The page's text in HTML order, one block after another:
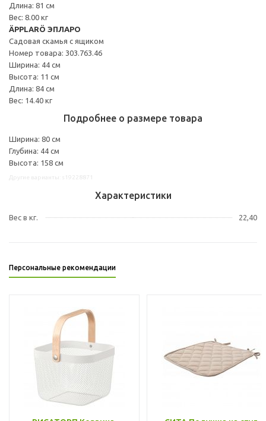
Длина: 81 см
Вес: 8.00 кг
ÄPPLARÖ ЭПЛАРО
Садовая скамья с ящиком
Номер товара: 303.763.46
Ширина: 44 см
Высота: 11 см
Длина: 84 см
Вес: 14.40 кг
Подробнее о размере товара
Ширина: 80 см
Глубина: 44 см
Высота: 158 см
Характеристики
Вес в кг. 22,40
Персональные рекомендации